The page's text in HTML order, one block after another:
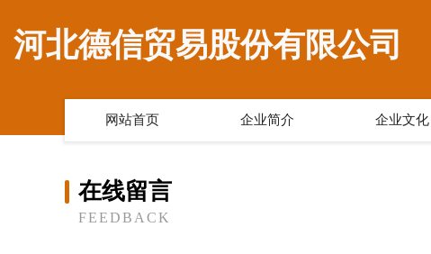
河北德信贸易股份有限公司
网站首页 企业简介 企业文化
在线留言
FEEDBACK